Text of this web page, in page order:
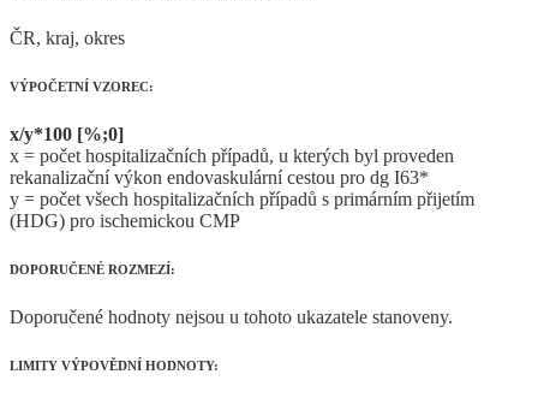
ČR, kraj, okres
VÝPOČETNÍ VZOREC:
x/y*100 [%;0]
x = počet hospitalizačních případů, u kterých byl proveden
rekanalizační výkon endovaskulární cestou pro dg I63*
y = počet všech hospitalizačních případů s primárním přijetím
(HDG) pro ischemickou CMP
DOPORUČENÉ ROZMEZÍ:
Doporučené hodnoty nejsou u tohoto ukazatele stanoveny.
LIMITY VÝPOVĚDNÍ HODNOTY: